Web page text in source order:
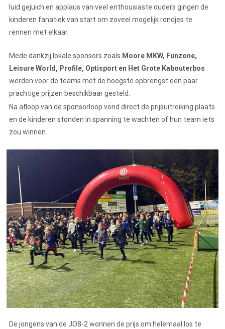
luid gejuich en applaus van veel enthousiaste ouders gingen de
kinderen fanatiek van start om zoveel mogelijk rondjes te
rennen met elkaar.
Mede dankzij lokale sponsors zoals Moore MKW, Funzone,
Leisure World, Profile, Optisport en Het Grote Kabouterbos
werden voor de teams met de hoogste opbrengst een paar
prachtige prijzen beschikbaar gesteld.
Na afloop van de sponsorloop vond direct de prijsuitreiking plaats
en de kinderen stonden in spanning te wachten of hun team iets
zou winnen.
De jongens van de JO8-2 wonnen de prijs om helemaal los te